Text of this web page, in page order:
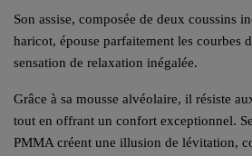
Son assise, composée de deux coussins
haricot, épouse parfaitement les courbes
sensation de relaxation inégalée.
Grâce à sa mousse alvéolaire, il résiste
tout en offrant un confort exceptionnel.
PMMA créent une illusion de lévitation,